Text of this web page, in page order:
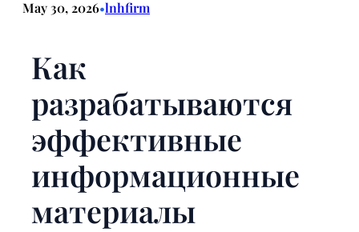
May 30, 2026•lnhfirm
Как
разрабатываются
эффективные
информационные
материалы